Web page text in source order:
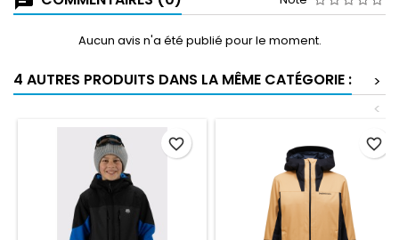
Aucun avis n'a été publié pour le moment.
4 AUTRES PRODUITS DANS LA MÊME CATÉGORIE :
>
<
favorite_border favorite_border